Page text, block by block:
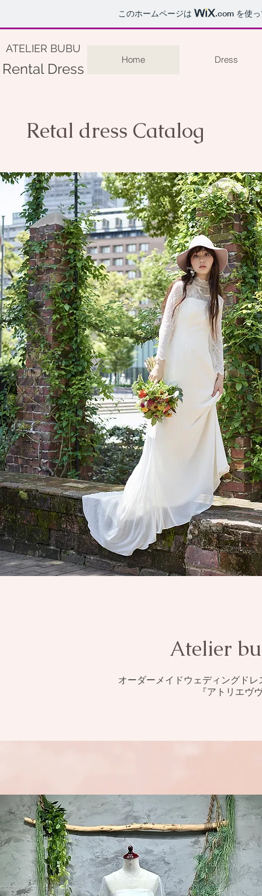
このホームページは .com を使
ATELIER BUBU
Rental Dress
Home Dress
Retal dress Catalog
Atelier
オーダーメイドウェディングド
『アトリエ